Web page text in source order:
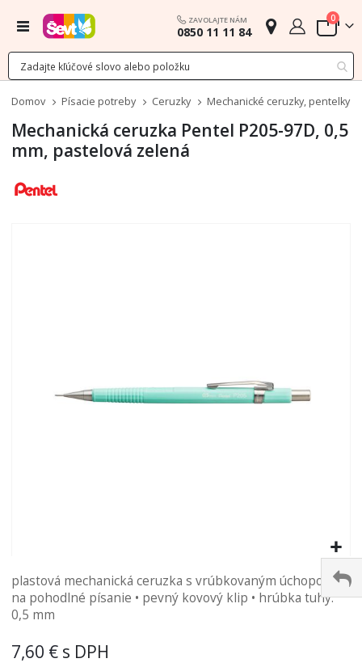
Menu ZAVOLAJTE NÁM
0850 11 11 84 Cart
0
Domov Písacie potreby Ceruzky Mechanické ceruzky, pentelky
Mechanická ceruzka Pentel P205-97D, 0,5
mm, pastelová zelená
na
začiatok
galérie
plastová mechanická ceruzka s vrúbkovaným úchopom
na pohodlné písanie • pevný kovový klip • hrúbka tuhy:
0,5 mm
7,60 €